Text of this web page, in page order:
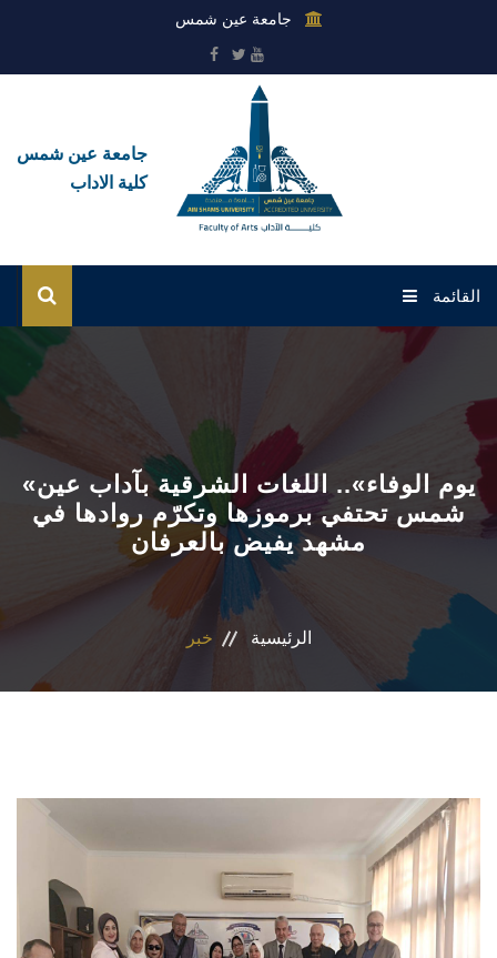
جامعة عين شمس
جامعة عين شمس
كلية الاداب
القائمة
الرئيسية
القطاعات«يوم الوفاء».. اللغات الشرقية بآداب عين
شمس تحتفي برموزها وتكرّم روادها في
مشهد يفيض بالعرفان
الرئيسية خبر